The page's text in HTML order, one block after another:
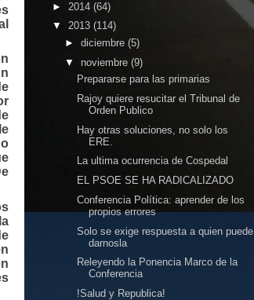
► 2014 (64)
▼ 2013 (114)
► diciembre (5)
▼ noviembre (9)
Prepararse para las primarias
Rajoy quiere resucitar el Tribunal de
Orden Publico
Hay otras soluciones, no solo los
ERE.
La ultima ocurrencia de Cospedal
EL PSOE SE HA RADICALIZADO
Conferencia Política: aprender de los
propios errores
Solo se exige respuesta a quien puede
darnosla
Releyendo la Ponencia Marco de la
Conferencia
!Salud y Republica!